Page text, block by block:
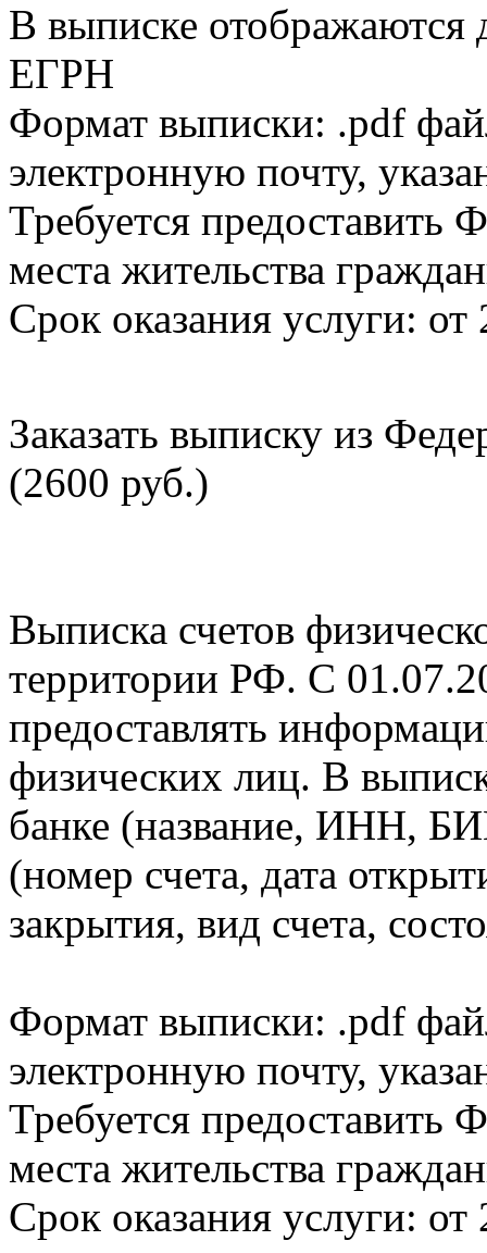
В выписке
ЕГРН
Формат выписки: .pdf
электронную почту,
Требуется
места жительства
Срок оказания услуги: от
Заказать выписку из
(2600 руб.)
Выписка счетов
территории РФ. С
предоставлять
физических лиц. В
банке (название, ИНН,
(номер счета, дата
закрытия, вид счета,
Формат выписки: .pdf
электронную почту,
Требуется
места жительства
Срок оказания услуги: от